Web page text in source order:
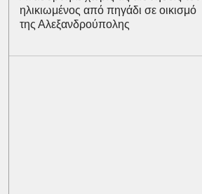
ηλικιωμένος από πηγάδι σε οικισμό
της Αλεξανδρούπολης